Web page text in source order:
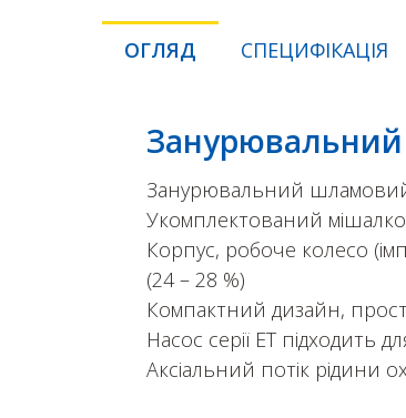
ОГЛЯД СПЕЦИФІКАЦІЯ
Занурювальний шламовий
Укомплектований
Корпус, робоче колесо
(24 – 28 %)
Компактний дизайн,
Насос серії ET підходить
Аксіальний потік рідини